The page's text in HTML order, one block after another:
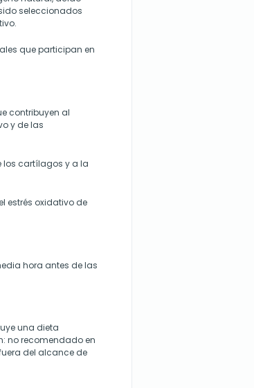
seleccionados
que participan en
contribuyen al
y de las
los cartílagos y a la
estrés oxidativo de
hora antes de las
una dieta
no recomendado en
del alcance de